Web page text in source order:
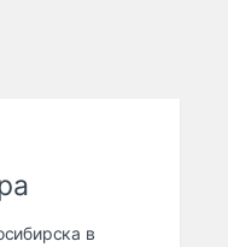
в